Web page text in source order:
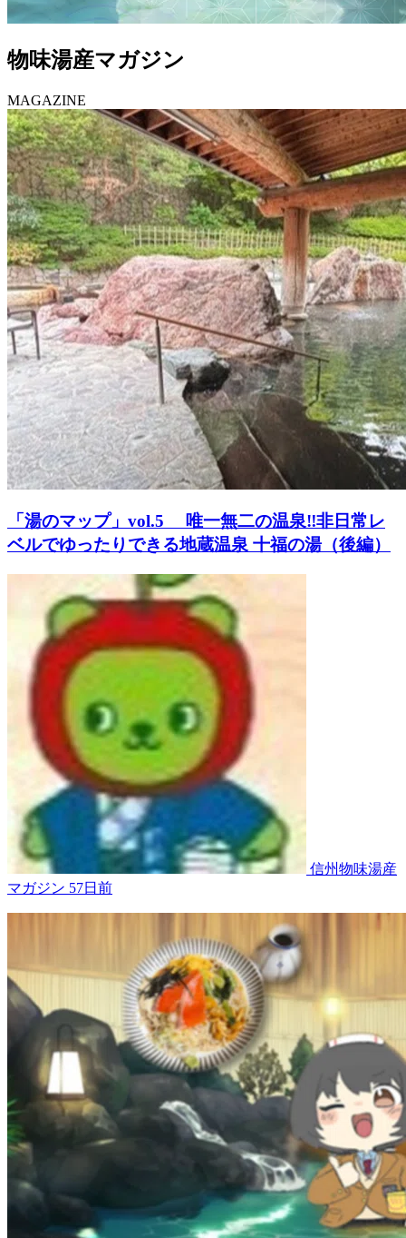
物味湯産マガジン
MAGAZINE
「湯のマップ」vol.5 唯一無二の温泉‼️非日常レ
ベルでゆったりできる地蔵温泉 十福の湯（後編）
信州物味湯産
マガジン 57日前